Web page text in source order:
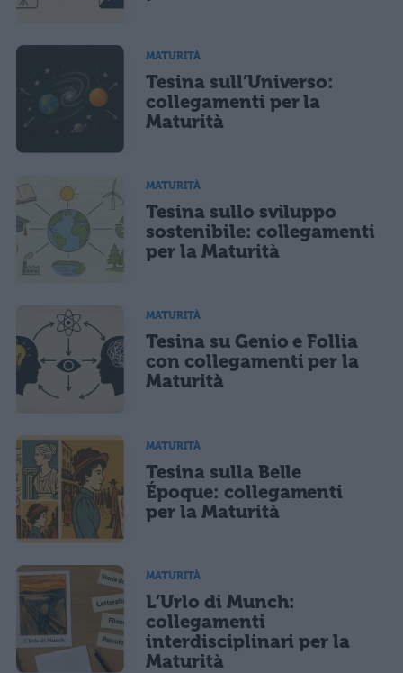
MATURITÀ
Tesina sull’Universo:
collegamenti per la
Maturità
MATURITÀ
Tesina sullo sviluppo
sostenibile: collegamenti
per la Maturità
MATURITÀ
Tesina su Genio e Follia
con collegamenti per la
Maturità
MATURITÀ
Tesina sulla Belle
Époque: collegamenti
per la Maturità
MATURITÀ
L’Urlo di Munch:
collegamenti
interdisciplinari per la
Maturità